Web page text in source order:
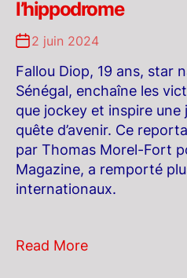
l’hippodrome
2 juin 2024
Fallou Diop, 19 ans, star
Sénégal, enchaîne les
que jockey et inspire une
quête d’avenir. Ce
par Thomas Morel-Fort
Magazine, a remporté
internationaux.
Read More